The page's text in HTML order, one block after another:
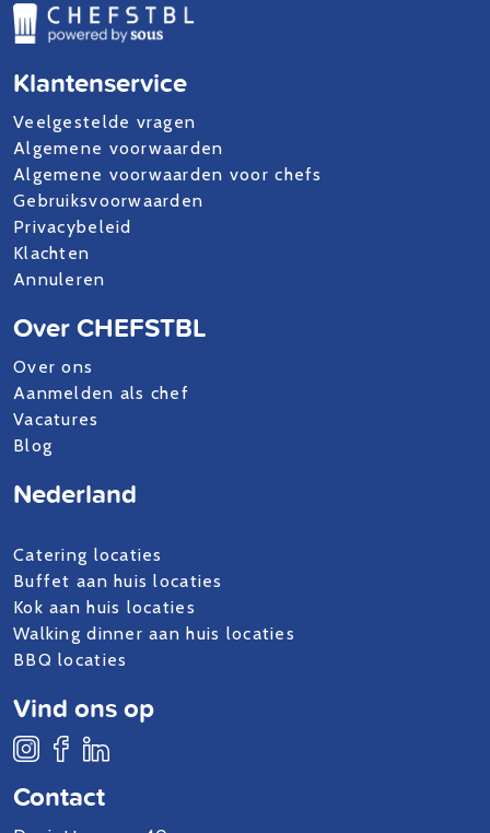
Klantenservice
Veelgestelde vragen
Algemene voorwaarden
Algemene voorwaarden voor chefs
Gebruiksvoorwaarden
Privacybeleid
Klachten
Annuleren
Over CHEFSTBL
Over ons
Aanmelden als chef
Vacatures
Blog
Contact
Nederland
Catering locaties
Buffet aan huis locaties
Kok aan huis locaties
Walking dinner aan huis locaties
BBQ locaties
Vind ons op